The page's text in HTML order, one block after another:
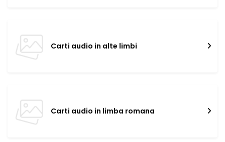
Carti audio in alte limbi
Carti audio in limba romana